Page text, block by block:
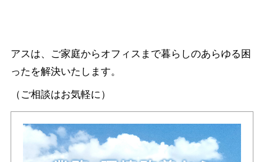
アスは、ご家庭からオフィスまで暮らしのあらゆる困
ったを解決いたします。
（ご相談はお気軽に）